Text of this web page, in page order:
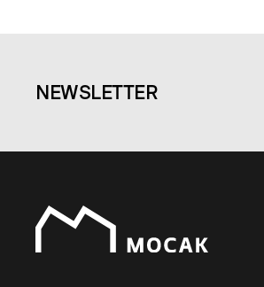
NEWSLETTER